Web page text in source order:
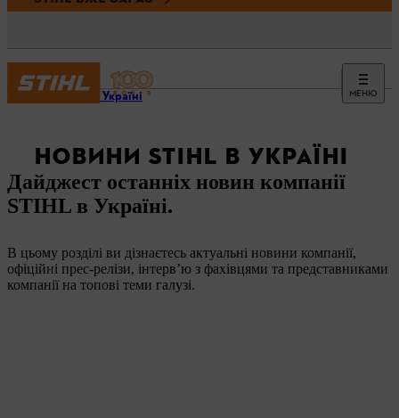
МЕНЮ
STIHL в Україні
НОВИНИ STIHL В УКРАЇНІ
Дайджест останніх новин компанії
STIHL в Україні.
В цьому розділі ви дізнаєтесь актуальні новини компанії,
офіційні прес-релізи, інтерв’ю з фахівцями та представниками
компанії на топові теми галузі.